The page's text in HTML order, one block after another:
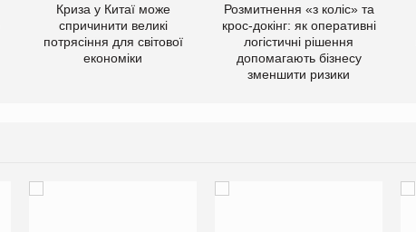
Криза у Китаї може
спричинити великі
потрясіння для світової
економіки
Розмитнення «з коліс» та
крос-докінг: як оперативні
логістичні рішення
допомагають бізнесу
зменшити ризики